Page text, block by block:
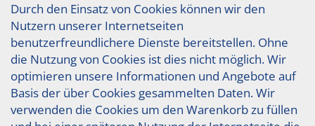
Durch den Einsatz von Cookies können wir den
Nutzern unserer Internetseiten
benutzerfreundlichere Dienste bereitstellen. Ohne
die Nutzung von Cookies ist dies nicht möglich. Wir
optimieren unsere Informationen und Angebote auf
Basis der über Cookies gesammelten Daten. Wir
verwenden die Cookies um den Warenkorb zu füllen